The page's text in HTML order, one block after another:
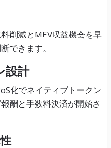
削減とMEV収益機会を早
できます。
設計
化でネイティブトークン
酬と手数料決済が開始さ